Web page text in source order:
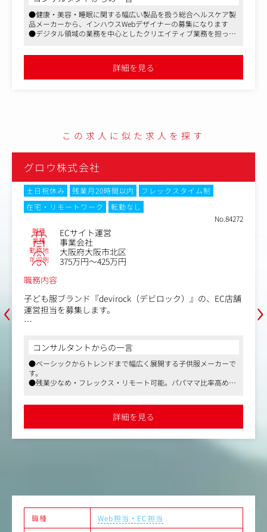
・コーポレートサイトのデザイン・更新・管理
・商品ページやコンテンツサイト、LPの企画・デザイン
・サイトの分析や改善提案
・SEO対策
自社製品に関するクリエイティブ業務になりますので、ご
自身のアイデアが比較的反映しやすく、またその反響をダ
イレクトにキャッチできるポジションになりますので、長
期的視点からPDCAサイクルをまわしつつ表現を洗練させ
て頂くことが可能です。
●健康・美容・睡眠に関する幅広い製品を扱う総合ヘルスケア製
品メーカーから、インハウスWebデザイナーの募集になります
●デジタル領域の業務を中心としたクリエイティブ業務を担って
120日以上と、ワークライフバランスを保ちながら勤続頂きやす
詳細を見る
この求人に似た求人を探す
‹
グロウ株式会社
土日祝休み 残業月20時間以内
フレックスタイム制
在宅・リモートワーク
転勤なし
No.84272
職種 ECサイト運営
業種 事業会社
勤務地 大阪府大阪市北区
年収例
375万円～425万円
職務内容
子ども服ブランド『devirock（デビロック）』の、EC店舗
運営担当を募集します。
使った集客施策、それらの効果検証などを行っていただき
ます。
PDCAを回しながら、売上拡大を担う店舗運営をお任せし
ます。
・サイト更新業務
・メールマガジンの作成
コンサルタントからの一言
●ベーシックからトレンドまで幅広く展開する子供服メーカーで
す。
●残業少なめ・フレックス・リモート可能。パパママ比率高めで
詳細を見る
›
職種
Web担当・EC担当